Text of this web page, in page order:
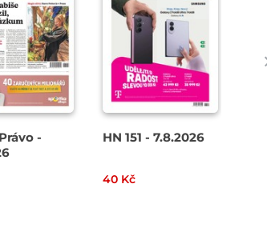
-
HN 151 - 7.8.2026
40 Kč